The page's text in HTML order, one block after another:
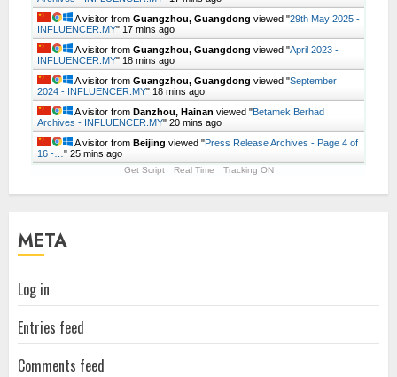
A visitor from Guangzhou, Guangdong viewed "29th May 2025 -
INFLUENCER.MY" 17 mins ago
A visitor from Guangzhou, Guangdong viewed "April 2023 -
INFLUENCER.MY" 18 mins ago
A visitor from Guangzhou, Guangdong viewed "September
2024 - INFLUENCER.MY" 18 mins ago
A visitor from Danzhou, Hainan viewed "Betamek Berhad
Archives - INFLUENCER.MY" 20 mins ago
A visitor from Beijing viewed "Press Release Archives - Page 4 of
16 -… " 25 mins ago
Get Script Real Time Tracking ON
META
Log in
Entries feed
Comments feed